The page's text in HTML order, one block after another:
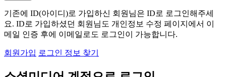
기존에 ID(아이디)로 가입하신 회원님은 ID로 로그인해주세
요. ID로 가입하셨던 회원님도 개인정보 수정 페이지에서 이
메일 인증 후에 이메일로도 로그인이 가능합니다.
회원가입 로그인 정보 찾기